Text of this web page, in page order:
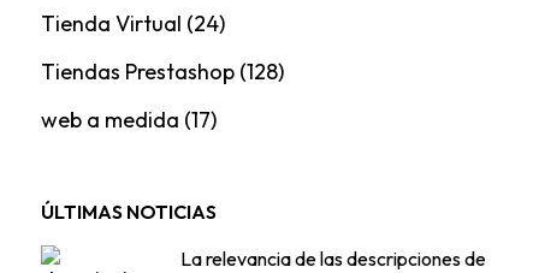
Tienda Virtual (24)
Tiendas Prestashop(128)
web a medida (17)
ÚLTIMAS NOTICIAS
La relevancia de las descripciones de